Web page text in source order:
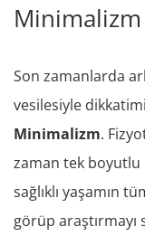
Minimalizm
Son zamanlarda
vesilesiyle
Minimalizm.
zaman tek boyutlu
sağlıklı yaşamın
görüp